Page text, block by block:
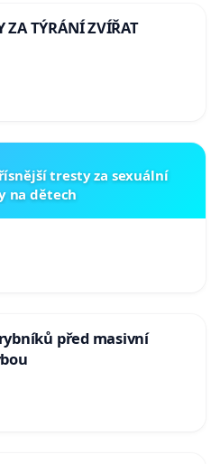
ZA TÝRÁNÍ ZVÍŘAT
tresty za sexuální
na dětech
před masivní